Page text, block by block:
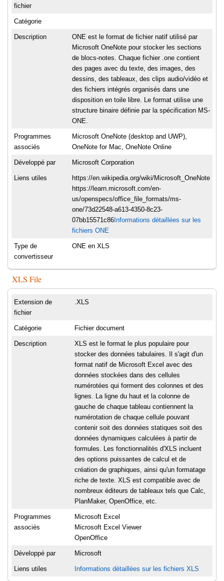
fichier
Catégorie
Description
ONE est le format de fichier natif utilisé par
Microsoft OneNote pour stocker les sections
de blocs-notes. Chaque fichier .one contient
des pages avec du texte, des images, des
dessins, des tableaux, des clips audio/vidéo et
des fichiers intégrés organisés dans une
disposition en toile libre. Le format utilise une
structure binaire définie par la spécification MS-
ONE.
Programmes
associés
Microsoft OneNote (desktop and UWP),
OneNote for Mac, OneNote Online
Développé par Microsoft Corporation
Liens utiles
https://en.wikipedia.org/wiki/Microsoft_OneNote
https://learn.microsoft.com/en-
us/openspecs/office_file_formats/ms-
one/73d22548-a613-4350-8c23-
07bb15571c86 Informations détaillées sur les
fichiers ONE
Type de
convertisseur
ONE en XLS
XLS File
Extension de
fichier
.XLS
Catégorie Fichier document
Description
XLS est le format le plus populaire pour
stocker des données tabulaires. Il s'agit d'un
format natif de Microsoft Excel avec des
données stockées dans des cellules
numérotées qui forment des colonnes et des
lignes. La ligne du haut et la colonne de
gauche de chaque tableau contiennent la
numérotation de chaque cellule pouvant
contenir soit des données statiques soit des
données dynamiques calculées à partir de
formules. Les fonctionnalités d'XLS incluent
des options puissantes de calcul et de
création de graphiques, ainsi qu'un formatage
riche de texte. XLS est compatible avec de
nombreux éditeurs de tableaux tels que Calc,
PlanMaker, OpenOffice, etc.
Programmes
associés
Microsoft Excel
Microsoft Excel Viewer
OpenOffice
Développé par Microsoft
Liens utiles Informations détaillées sur les fichiers XLS